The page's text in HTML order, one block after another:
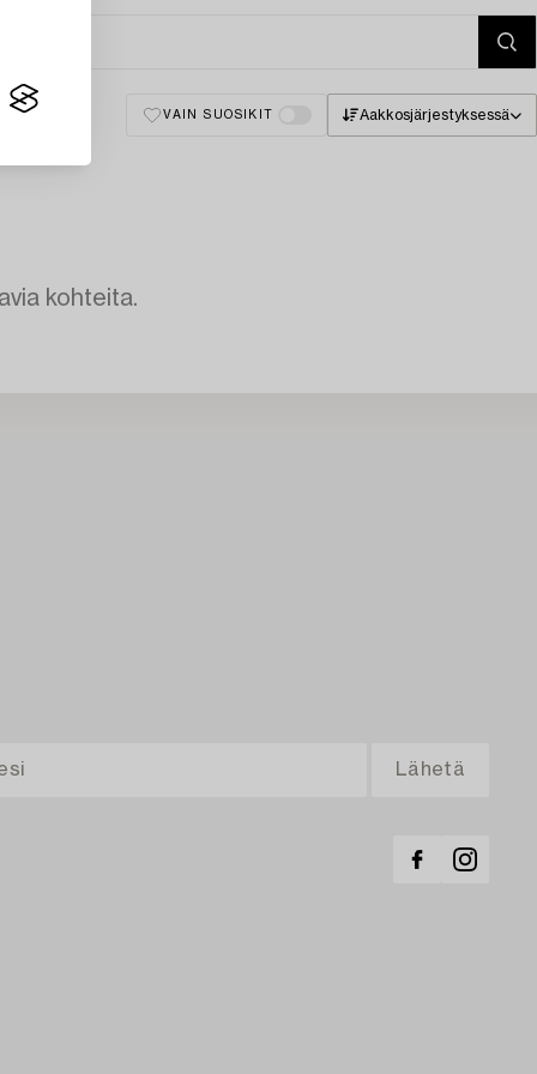
VAIN SUOSIKIT Aakkosjärjestyksessä
kohteita.